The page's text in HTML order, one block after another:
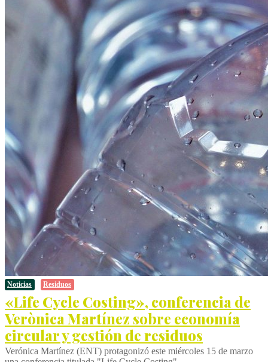
Noticias Residuos
«Life Cycle Costing», conferencia de
Verònica Martínez sobre economía
circular y gestión de residuos
Verónica Martínez (ENT) protagonizó este miércoles 15 de marzo